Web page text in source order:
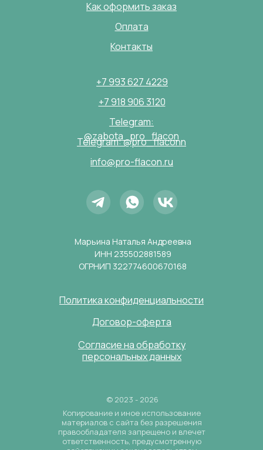
+7 918 906 3120
Политика конфиденциальности
+7 993 627 4229
Telegram:
@zabota_pro_flacon
Telegram: @pro_flaconn
info@pro-flacon.ru
Копирование и иное использование
материалов с сайта без разрешения
правообладателя запрещено и влечет
ответственность, предусмотренную
© 2023 - 2026
Оплата
Как оформить заказ
Контакты
Согласие на обработку
персональных данных
Договор-оферта
Марьина Наталья Андреевна
ИНН 235502881589
ОГРНИП 322774600670168